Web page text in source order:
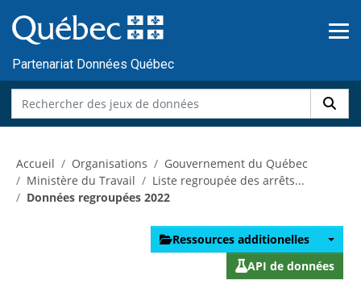
au
contenu
Partenariat Données Québec
Accueil Organisations
Gouvernement du Québec
Ministère du Travail
Liste regroupée des arrêts...
Données regroupées 2022
Ressources additionelles
API de données